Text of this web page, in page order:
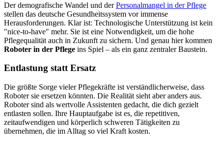
Der demografische Wandel und derPersonalmangel in der Pflege
stellen das deutsche Gesundheitssystem vor immense
Herausforderungen. Klar ist: Technologische Unterstützung ist kein
"nice-to-have" mehr. Sie ist eine Notwendigkeit, um die hohe
Pflegequalität auch in Zukunft zu sichern. Und genau hier kommen
Roboter in der Pflege ins Spiel – als ein ganz zentraler Baustein.
Entlastung statt Ersatz
Die größte Sorge vieler Pflegekräfte ist verständlicherweise, dass
Roboter sie ersetzen könnten. Die Realität sieht aber anders aus.
Roboter sind als wertvolle Assistenten gedacht, die dich gezielt
entlasten sollen. Ihre Hauptaufgabe ist es, die repetitiven,
zeitaufwendigen und körperlich schweren Tätigkeiten zu
übernehmen, die im Alltag so viel Kraft kosten.